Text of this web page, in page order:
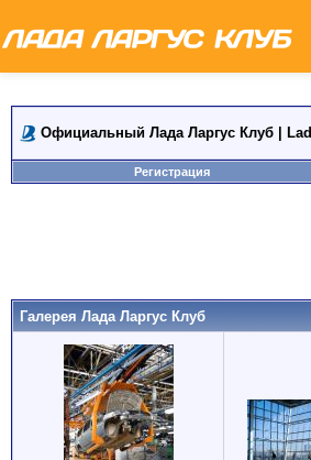
Официальный Лада Ларгус Клуб |
Регистрация
Галерея Лада Ларгус Клуб